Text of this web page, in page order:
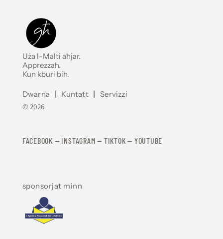
Uża l-Malti aħjar.
Apprezzah.
Kun kburi bih.
Dwarna | Kuntatt | Servizzi
© 2026
FACEBOOK — INSTAGRAM — TIKTOK — YOUTUBE
sponsorjat minn